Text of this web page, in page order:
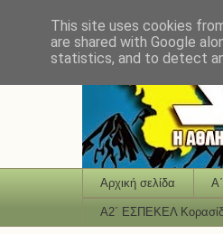
Αρχική σελίδα
Α2΄ ΕΣΠΕΚΕΛ
This site uses cookies
are shared with Google
statistics, and to detect